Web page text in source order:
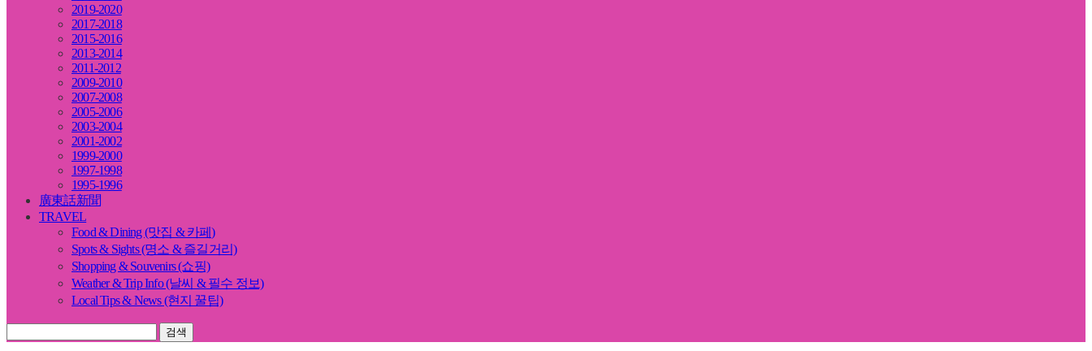
2019-2020
2017-2018
2015-2016
2013-2014
2011-2012
2009-2010
2007-2008
2005-2006
2003-2004
2001-2002
1999-2000
1997-1998
1995-1996
廣東話新聞
TRAVEL
Food & Dining (맛집 & 카페)
Spots & Sights (명소 & 즐길거리)
Shopping & Souvenirs (쇼핑)
Weather & Trip Info (날씨 & 필수 정보)
Local Tips & News (현지 꿀팁)
검색